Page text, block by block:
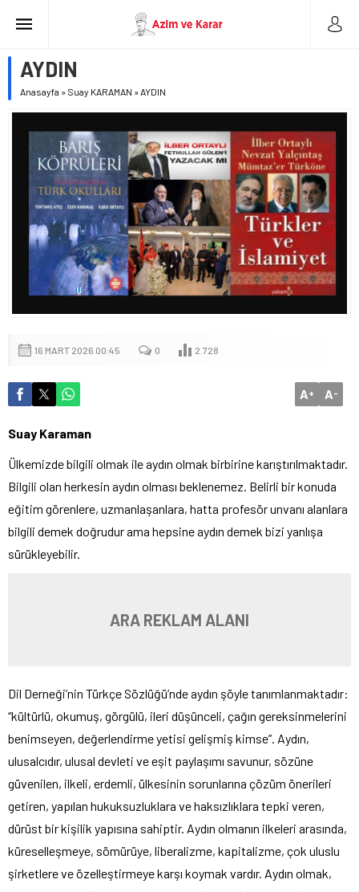
AYDIN
Anasayfa » Suay KARAMAN »AYDIN
16 MART 2026 00:45 0 2.728
A+ A-
Suay Karaman
Ülkemizde bilgili olmak ile aydın olmak birbirine karıştırılmaktadır.
Bilgili olan herkesin aydın olması beklenemez. Belirli bir konuda
eğitim görenlere, uzmanlaşanlara, hatta profesör unvanı alanlara
bilgili demek doğrudur ama hepsine aydın demek bizi yanlışa
sürükleyebilir.
ARA REKLAM ALANI
Dil Derneği’nin Türkçe Sözlüğü’nde aydın şöyle tanımlanmaktadır:
“kültürlü, okumuş, görgülü, ileri düşünceli, çağın gereksinmelerini
benimseyen, değerlendirme yetisi gelişmiş kimse”. Aydın,
ulusalcıdır, ulusal devleti ve eşit paylaşımı savunur, sözüne
güvenilen, ilkeli, erdemli, ülkesinin sorunlarına çözüm önerileri
getiren, yapılan hukuksuzluklara ve haksızlıklara tepki veren,
dürüst bir kişilik yapısına sahiptir. Aydın olmanın ilkeleri arasında,
küreselleşmeye, sömürüye, liberalizme, kapitalizme, çok uluslu
şirketlere ve özelleştirmeye karşı koymak vardır. Aydın olmak,